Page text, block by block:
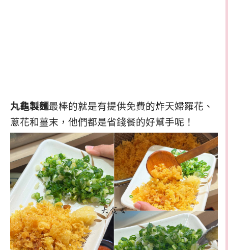
丸龜製麵最棒的就是有提供免費的炸天婦羅花、
蔥花和薑末，他們都是省錢餐的好幫手呢！